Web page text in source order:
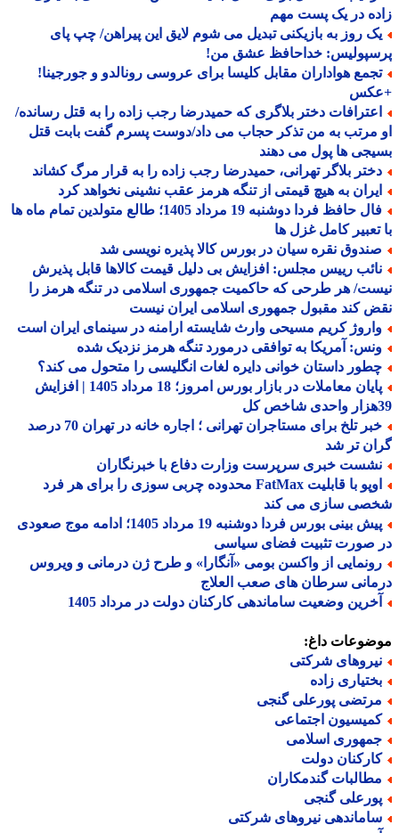
در یک پست مهم
روز به بازیکنی تبدیل می شوم لایق این پیراهن/ چپ پای
خداحافظ عشق من!
هواداران مقابل کلیسا برای عروسی رونالدو و جورجینا!
دختر بلاگری که حمیدرضا رجب زاده را به قتل رسانده/
مرتب به من تذکر حجاب می داد/دوست پسرم گفت بابت قتل
ها پول می دهند
بلاگر تهرانی، حمیدرضا رجب زاده را به قرار مرگ کشاند
به هیچ قیمتی از تنگه هرمز عقب نشینی نخواهد کرد
فال حافظ فردا دوشنبه 19 مرداد 1405؛ طالع متولدین تمام ماه ها
کامل غزل ها
نقره سیان در بورس کالا پذیره نویسی شد
رییس مجلس: افزایش بی دلیل قیمت کالاها قابل پذیرش
هر طرحی که حاکمیت جمهوری اسلامی در تنگه هرمز را
کند مقبول جمهوری اسلامی ایران نیست
کریم مسیحی وارث شایسته ارامنه در سینمای ایران است
آمریکا به توافقی درمورد تنگه هرمز نزدیک شده
داستان خوانی دایره لغات انگلیسی را متحول می کند؟
پایان معاملات در بازار بورس امروز؛ 18 مرداد 1405 | افزایش
خبر تلخ برای مستاجران تهرانی ؛ اجاره خانه در تهران 70 درصد
تر شد
خبری سرپرست وزارت دفاع با خبرنگاران
اوپو با قابلیت FatMax محدوده چربی سوزی را برای هر فرد
سازی می کند
پیش بینی بورس فردا دوشنبه 19 مرداد 1405؛ ادامه موج صعودی
صورت تثبیت فضای سیاسی
از واکسن بومی «آنگارا» و طرح ژن درمانی و ویروس
سرطان های صعب العلاج
وضعیت ساماندهی کارکنان دولت در مرداد 1405
داغ:
شرکتی
زاده
پورعلی گنجی
اجتماعی
اسلامی
دولت
گندمکاران
گنجی
نیروهای شرکتی